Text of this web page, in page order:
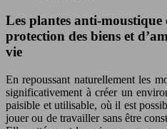
Les plantes anti-moustique
protection des biens et
vie
En repoussant naturellement les
significativement à créer un
paisible et utilisable, où il est
jouer ou de travailler sans être